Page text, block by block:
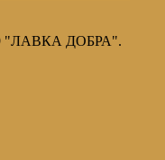
"ЛАВКА ДОБРА".